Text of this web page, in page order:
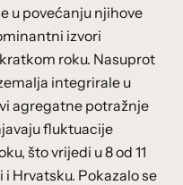
u povećanju njihove
izvori
roku. Nasuprot
integrirale u
agregatne potražnje
fluktuacije
što vrijedi u 8 od 11
Hrvatsku. Pokazalo se